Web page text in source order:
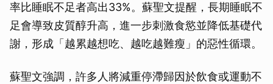
率比睡眠不足者高出33%。蘇聖文提醒，長期睡眠不
足會導致皮質醇升高，進一步刺激食慾並降低基礎代
謝，形成「越累越想吃、越吃越難瘦」的惡性循環。
蘇聖文強調，許多人將減重停滯歸因於飲食或運動不